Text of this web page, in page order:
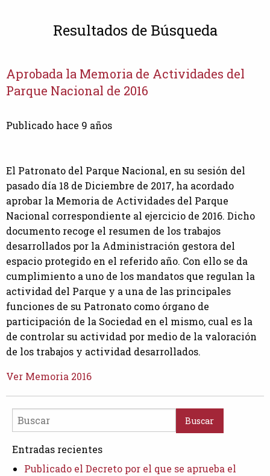
Resultados de Búsqueda
Aprobada la Memoria de Actividades del
Parque Nacional de 2016
Publicado hace 9 años
El Patronato del Parque Nacional, en su sesión del
pasado día 18 de Diciembre de 2017, ha acordado
aprobar la Memoria de Actividades del Parque
Nacional correspondiente al ejercicio de 2016. Dicho
documento recoge el resumen de los trabajos
desarrollados por la Administración gestora del
espacio protegido en el referido año. Con ello se da
cumplimiento a uno de los mandatos que regulan la
actividad del Parque y a una de las principales
funciones de su Patronato como órgano de
participación de la Sociedad en el mismo, cual es la
de controlar su actividad por medio de la valoración
de los trabajos y actividad desarrollados.
Ver Memoria 2016
Buscar
Entradas recientes
Publicado el Decreto por el que se aprueba el